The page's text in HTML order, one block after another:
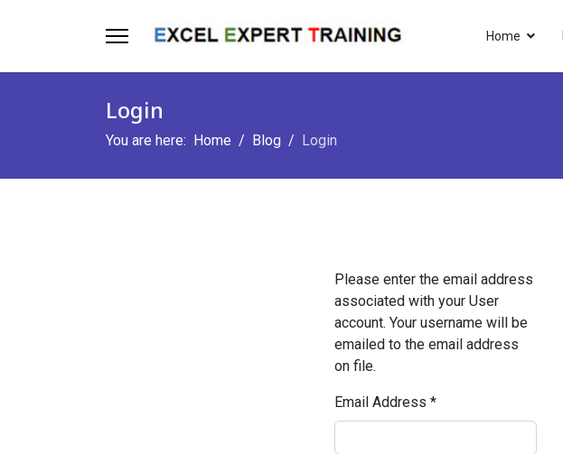
Home
Login
You are here: Home Blog Login
Please enter the email address
associated with your User
account. Your username will be
emailed to the email address
on file.
Email Address *